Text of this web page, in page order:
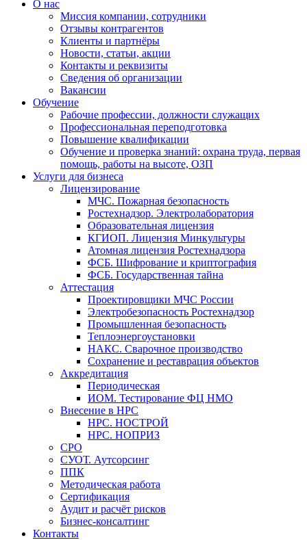
О нас
Миссия компании, сотрудники
Отзывы контрагентов
Клиенты и партнёры
Новости, статьи, акции
Контакты и реквизиты
Сведения об организации
Вакансии
Обучение
Рабочие профессии, должности служащих
Профессиональная переподготовка
Повышение квалификации
Обучение и проверка знаний: охрана труда, первая
помощь, работы на высоте, ОЗП
Услуги для бизнеса
Лицензирование
МЧС. Пожарная безопасность
Ростехнадзор. Электролаборатория
Образовательная лицензия
КГИОП. Лицензия Минкультуры
Атомная лицензия Ростехнадзора
ФСБ. Шифрование и криптография
ФСБ. Государственная тайна
Аттестация
Проектировщики МЧС России
Электробезопасность Ростехнадзор
Промышленная безопасность
Теплоэнергоустановки
НАКС. Сварочное производство
Сохранение и реставрация объектов
Аккредитация
Периодическая
ИОМ. Тестирование ФЦ НМО
Внесение в НРС
НРС. НОСТРОЙ
НРС. НОПРИЗ
СРО
СУОТ. Аутсорсинг
ППК
Методическая работа
Сертификация
Аудит и расчёт рисков
Бизнес-консалтинг
Контакты